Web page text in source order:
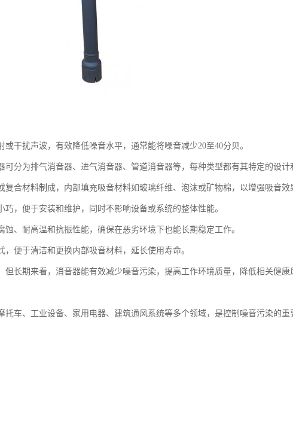
干扰声波，有效降低噪音水平，通常能将噪音减少20至40分贝。
分为排气消音器、进气消音器、管道消音器等，每种类型都有其特定的设计
合材料制成，内部填充吸音材料如玻璃纤维、泡沫或矿物棉，以增强吸音效
，便于安装和维护，同时不影响设备或系统的整体性能。
、耐高温和抗振性能，确保在恶劣环境下也能长期稳定工作。
便于清洁和更换内部吸音材料，延长使用寿命。
但长期来看，消音器能有效减少噪音污染，提高工作环境质量，降低相关健康
车、工业设备、家用电器、建筑通风系统等多个领域，是控制噪音污染的重